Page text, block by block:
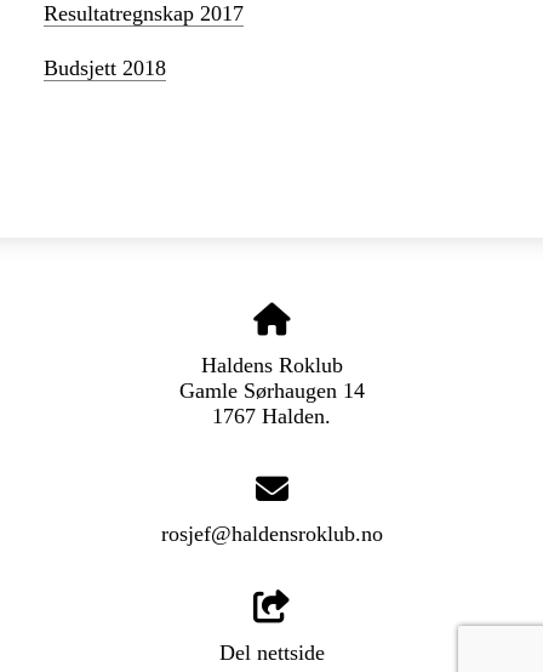
Resultatregnskap 2017
Budsjett 2018
Haldens Roklub
Gamle Sørhaugen 14
1767 Halden.
rosjef@haldensroklub.no
Del nettside